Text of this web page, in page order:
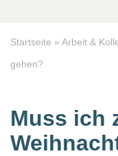
Startseite » Arbeit &
gehen?
Muss ich